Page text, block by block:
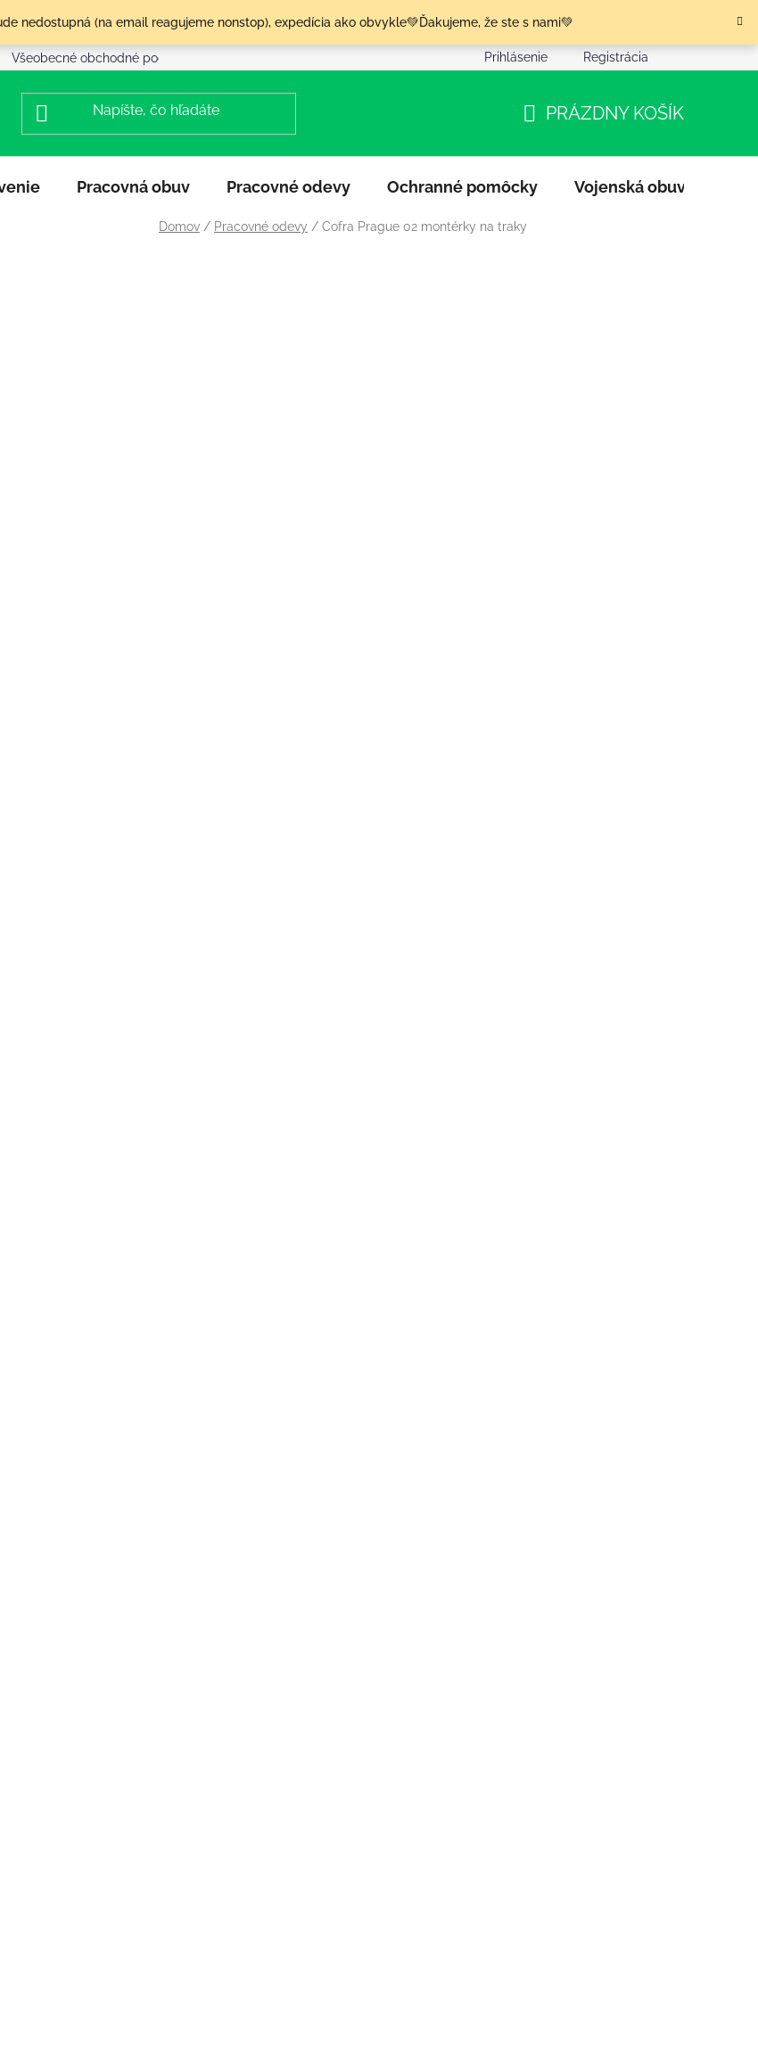
nedostupná (na email reagujeme nonstop), expedícia ako obvykle💚Ďakujeme, že ste s nami💚
Všeobecné obchodné podmienky Podmienky ochrany osobných údajov
Prihlásenie Registrácia
KOŠÍK
PRÁZDNY KOŠÍK
Pracovná obuv Pracovné odevy Ochranné pomôcky Vojenská obuv
Domov / Pracovné odevy / Cofra Prague 02 montérky na traky